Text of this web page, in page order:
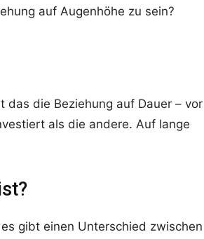
auf Augenhöhe zu sein?
die Beziehung auf Dauer – vor
als die andere. Auf lange
gibt einen Unterschied zwischen